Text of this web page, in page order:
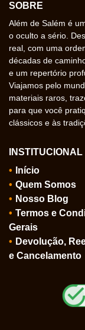
SOBRE
Além de Salém é
o oculto a sério.
real, com uma
décadas de
e um repertório
Viajamos pelo
materiais raros,
para que você
clássicos e às
INSTITUCIONAL
Início
Quem Somos
Nosso Blog
Termos e
Gerais
Devolução,
e Cancelamento